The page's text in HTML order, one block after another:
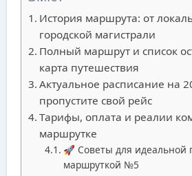
История маршрута: от
городской магистрали
Полный маршрут и список
карта путешествия
Актуальное расписание на
пропустите свой рейс
Тарифы, оплата и реалии
маршрутке
🚀 Советы для идеальной
маршруткой №5